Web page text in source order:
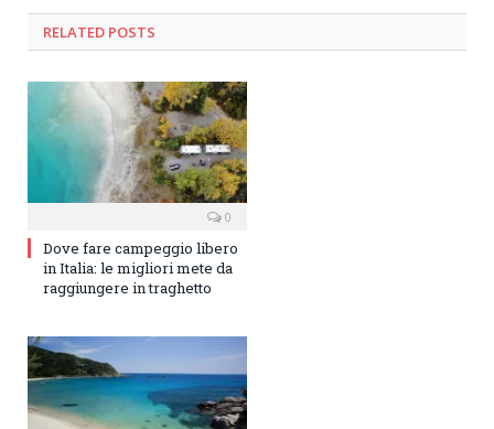
RELATED POSTS
0
Dove fare campeggio libero
in Italia: le migliori mete da
raggiungere in traghetto